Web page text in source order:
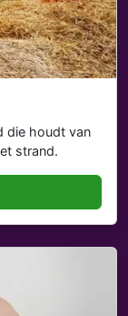
die houdt van
strand.